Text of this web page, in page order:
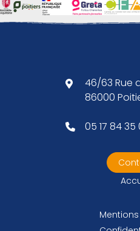
46/63 Rue
86000
05 17 84 35